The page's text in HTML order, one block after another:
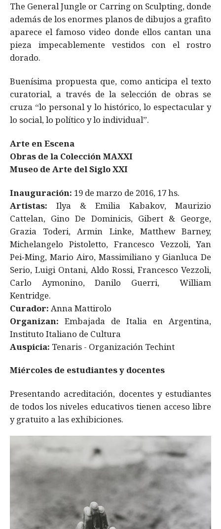
The General Jungle or Carring on Sculpting, donde
además de los enormes planos de dibujos a grafito
aparece el famoso video donde ellos cantan una
pieza impecablemente vestidos con el rostro
dorado.
Buenísima propuesta que, como anticipa el texto
curatorial, a través de la selección de obras se
cruza “lo personal y lo histórico, lo espectacular y
lo social, lo político y lo individual”.
Arte en Escena
Obras de la Colección MAXXI
Museo de Arte del Siglo XXI
Inauguración: 19 de marzo de 2016, 17 hs.
Artistas: Ilya & Emilia Kabakov, Maurizio
Cattelan, Gino De Dominicis, Gibert & George,
Grazia Toderi, Armin Linke, Matthew Barney,
Michelangelo Pistoletto, Francesco Vezzoli, Yan
Pei‐Ming, Mario Airo, Massimiliano y Gianluca De
Serio, Luigi Ontani, Aldo Rossi, Francesco Vezzoli,
Carlo Aymonino, Danilo Guerri, William
Kentridge.
Curador: Anna Mattirolo
Organizan: Embajada de Italia en Argentina,
Instituto Italiano de Cultura
Auspicia: Tenaris - Organización Techint
Miércoles de estudiantes y docentes
Presentando acreditación, docentes y estudiantes
de todos los niveles educativos tienen acceso libre
y gratuito a las exhibiciones.